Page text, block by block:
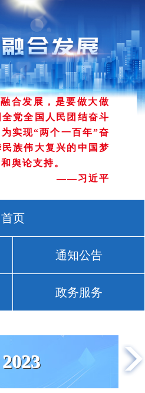
合发展，是要做大做
党全国人民团结奋斗
实现“两个一百年”奋
族伟大复兴的中国梦
舆论支持。
——习近平
首页
通知公告
政务服务
2023